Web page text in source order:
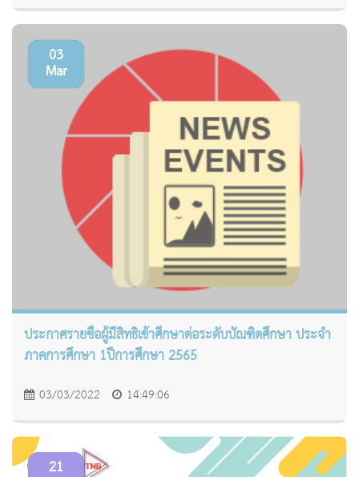
03
Mar
ประกาศรายชื่อผู้มีสิทธิเข้าศึกษาต่อระดับบัณฑิตศึกษา ประจำ
ภาคการศึกษา 1ปีการศึกษา 2565
03/03/2022 14:49:06
21